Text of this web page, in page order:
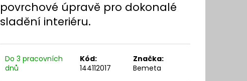
povrchové úpravě pro dokonalé
sladění interiéru.
Do 3 pracovních
dnů
Kód:
144112017
Značka:
Bemeta